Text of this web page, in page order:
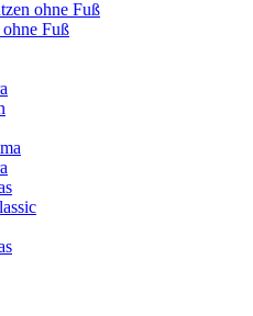
ohne Fuß
Fuß